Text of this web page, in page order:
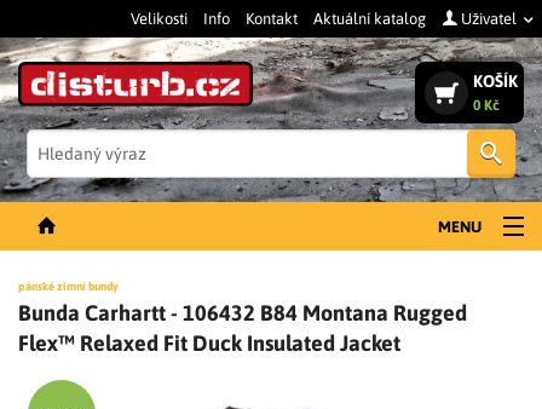
Velikosti Info Kontakt Aktuální katalog Uživatel
KOŠÍK
0 Kč
MENU
PÁNSKÉ OBLEČENÍ
pánské zimní bundy
Bunda Carhartt - 106432 B84 Montana Rugged
Flex™ Relaxed Fit Duck Insulated Jacket